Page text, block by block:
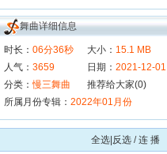
舞曲详细信息
时长： 06分36秒 大小： 15.1 MB
人气： 3659 日期： 2021-12-01
分类：慢三舞曲
推荐给大家(0)
所属月份专辑： 2022年01月份
全选|反选 /连 播